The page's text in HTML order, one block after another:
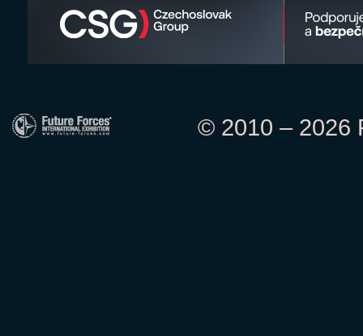
© 2010 – 2026